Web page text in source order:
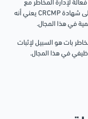
لإدارة المخاطر مع
الالتزام بأعلى معايير الامتثال، وبالتالي فإن حصوله على شهادة CRCMP يعني أنه
في هذا المجال.
بات هو السبيل لإثبات
في هذا المجال.